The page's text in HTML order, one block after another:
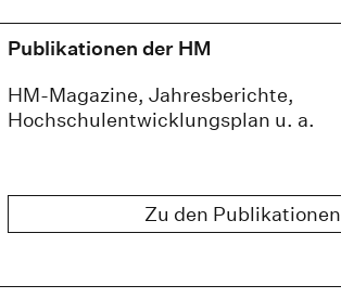
Publikationen der HM
HM-Magazine, Jahresberichte,
Hochschulentwicklungsplan u. a.
Zu den Publikationen